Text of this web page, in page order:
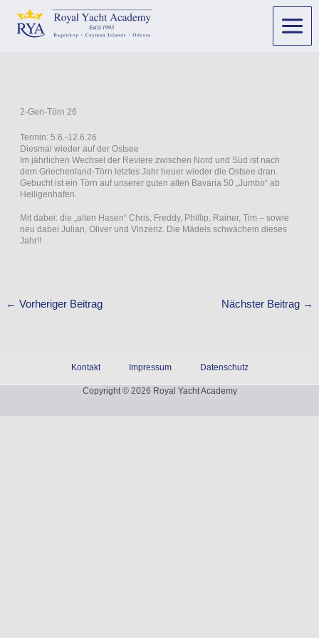
2-Gen-Törn 26
Termin: 5.6.-12.6.26
Diesmal wieder auf der Ostsee
Im jährlichen Wechsel der Reviere zwischen Nord und Süd ist nach
dem Griechenland-Törn letztes Jahr heuer wieder die Ostsee dran.
Gebucht ist ein Törn auf unserer guten alten Bavaria 50 „Jumbo“ ab
Heiligenhafen.
Mit dabei:die „alten Hasen“ Chris, Freddy, Phillip, Rainer, Tim – sowie
neu dabei Julian, Oliver und Vinzenz. Die Mädels schwächeln dieses
Jahr!!
← Vorheriger Beitrag Nächster Beitrag →
Kontakt Impressum Datenschutz
Copyright © 2026 Royal Yacht Academy